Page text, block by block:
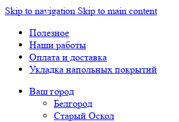
Skip to navigation Skip to main content
Полезное
Наши работы
Оплата и доставка
Укладка напольных покрытий
Ваш город
Белгород
Старый Оскол